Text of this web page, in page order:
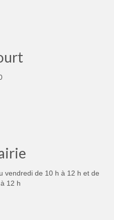
vendredi de 10 h à 12 h et de
12 h